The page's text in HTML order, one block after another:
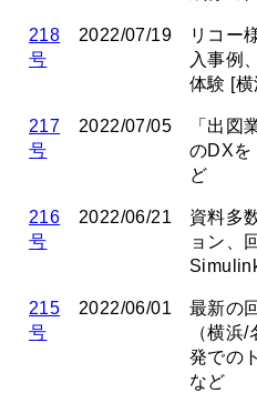
218
号
2022/07/19
リコー
入事例
体験 [
217
号
2022/07/05
「出図
のDXを
ど
216
号
2022/06/21
資料多
ョン、
215
号
2022/06/01
最新の
（横浜
発での
など